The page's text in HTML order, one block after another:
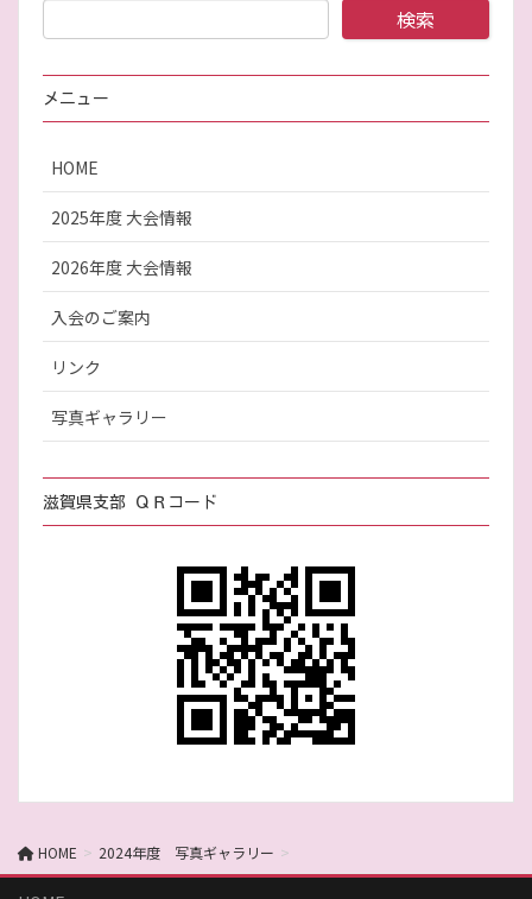
メニュー
HOME
2025年度 大会情報
2026年度 大会情報
入会のご案内
リンク
写真ギャラリー
滋賀県支部 ＱＲコード
HOME 2024年度 写真ギャラリー